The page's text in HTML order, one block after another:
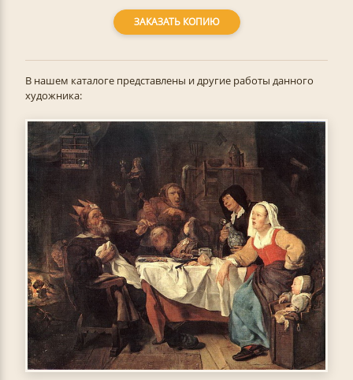
ЗАКАЗАТЬ КОПИЮ
В нашем каталоге представлены и другие работы данного
художника: